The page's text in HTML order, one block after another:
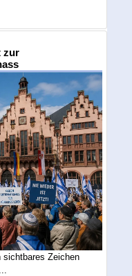
zur
sichtbares Zeichen